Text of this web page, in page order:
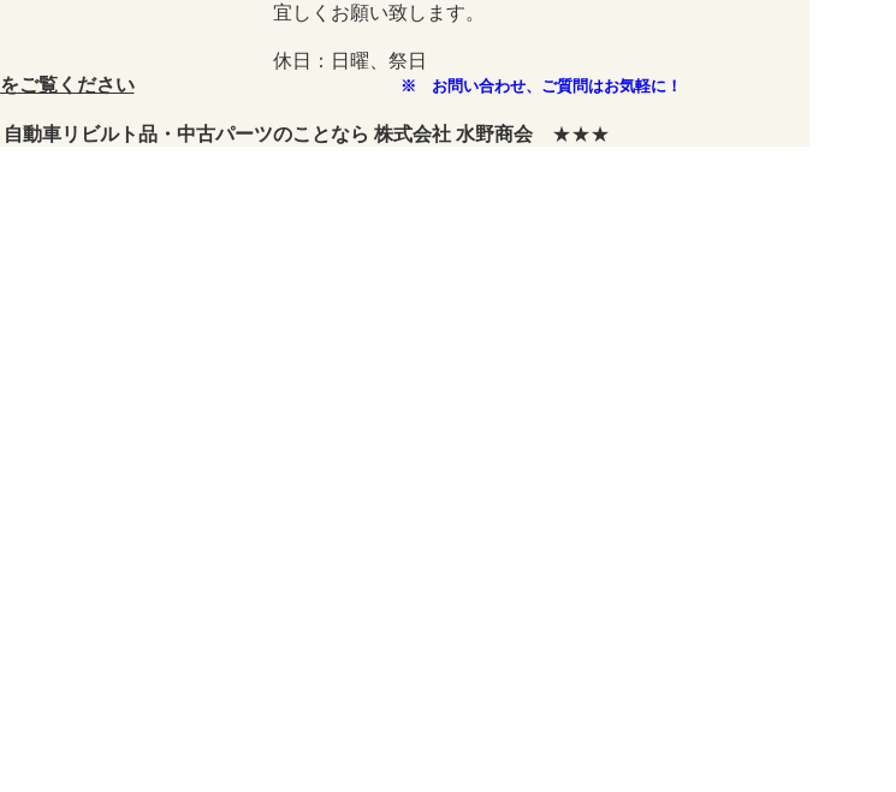
宜しくお願い致します。
休日：日曜、祭日
ご覧ください ※ お問い合わせ、ご質問はお気軽に！
自動車リビルト品・中古パーツのことなら 株式会社 水野商会 ★★★